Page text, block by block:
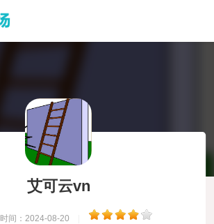
艾可云vn
时间：2024-08-20